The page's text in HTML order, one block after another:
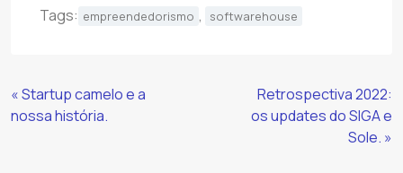
Tags: empreendedorismo , softwarehouse
Continue
« Startup camelo e a
nossa história.
Retrospectiva 2022:
os updates do SIGA e
Sole. »